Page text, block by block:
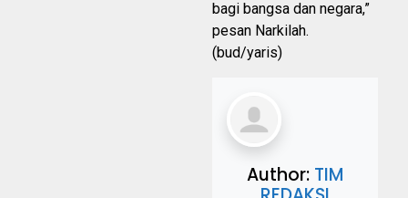
bagi bangsa dan negara,”
pesan Narkilah.
(bud/yaris)
Author: TIM